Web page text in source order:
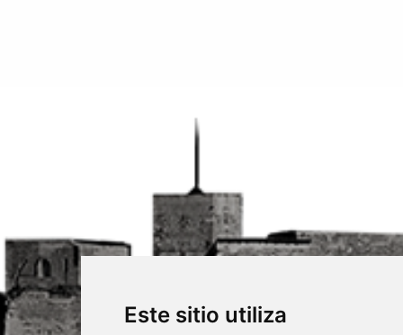
Este sitio utiliza